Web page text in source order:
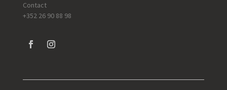
Contact
+352 26 90 88 98